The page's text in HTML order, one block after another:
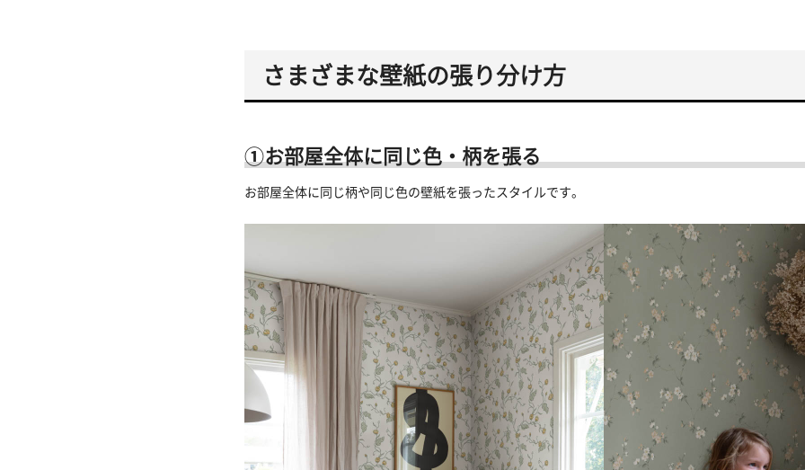
さまざまな壁紙の張り分け方
①お部屋全体に同じ色・柄を張る
お部屋全体に同じ柄や同じ色の壁紙を張ったスタイルです。